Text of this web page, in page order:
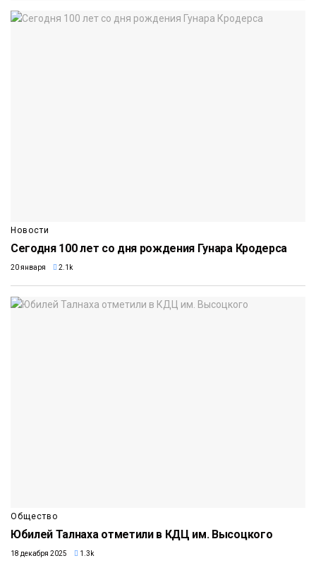
Новости
Сегодня 100 лет со дня рождения Гунара Кродерса
20 января 2.1k
Общество
Юбилей Талнаха отметили в КДЦ им. Высоцкого
18 декабря 2025 1.3k